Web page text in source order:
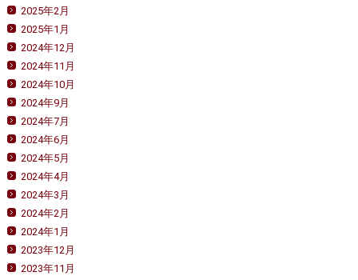
2025年2月
2025年1月
2024年12月
2024年11月
2024年10月
2024年9月
2024年7月
2024年6月
2024年5月
2024年4月
2024年3月
2024年2月
2024年1月
2023年12月
2023年11月